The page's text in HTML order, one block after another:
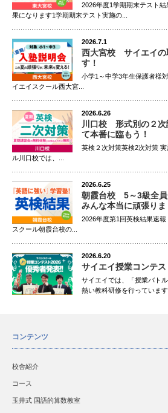
2026年度1学期期末テスト
果になります1学期期末テスト実施の...
2026.7.1
西大宮校 サイエイの
す！
小学1～中学3年生保護者様
イエイスクール西大宮...
2026.6.26
川口校 形式別の２次
て本番に臨もう！
英検２次対策英検2次対策
ル川口校では、...
2026.6.25
朝霞台校 5～3級全員
みんな本当に頑張りま
2026年度第1回英検結果速
スクール朝霞台校の...
2026.6.20
サイエイ授業コンテ
サイエイでは、「授業バト
熱い教科研修を行っています
コンテンツ
校舎紹介
コース
玉井式 国語的算数教室